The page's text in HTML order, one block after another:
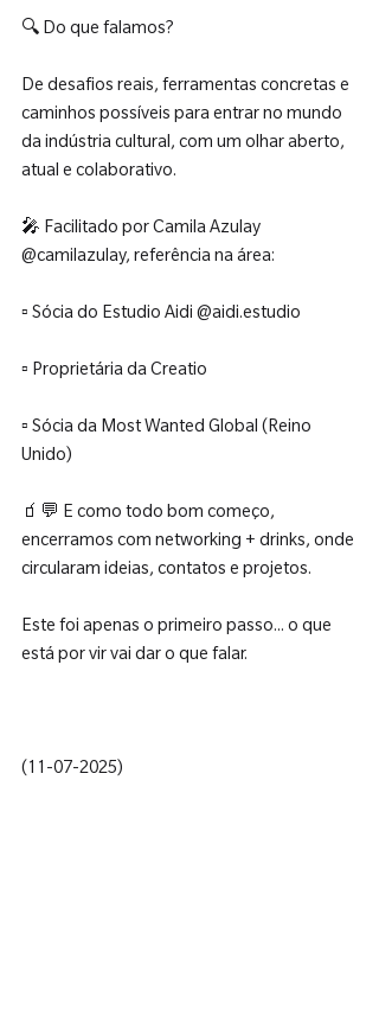
🔍 Do que falamos?
De desafios reais, ferramentas concretas e
caminhos possíveis para entrar no mundo
da indústria cultural, com um olhar aberto,
atual e colaborativo.
🎤 Facilitado por Camila Azulay
@camilazulay, referência na área:
▫️ Sócia do Estudio Aidi @aidi.estudio
▫️ Proprietária da Creatio
▫️ Sócia da Most Wanted Global (Reino
Unido)
🧃💬 E como todo bom começo,
encerramos com networking + drinks, onde
circularam ideias, contatos e projetos.
Este foi apenas o primeiro passo... o que
está por vir vai dar o que falar.
(11-07-2025)